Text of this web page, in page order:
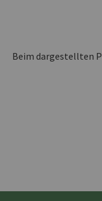
Beim dargestellten